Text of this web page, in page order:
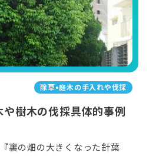
除草•庭⽊の⼿⼊れや伐採
樹木の伐採具体的事例
の畑の大きくなった針葉